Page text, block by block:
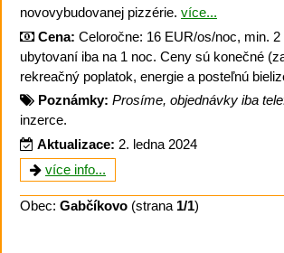
novovybudovanej pizzérie. více...
Cena: Celoročne: 16 EUR/os/noc, min. 2
ubytovaní iba na 1 noc. Ceny sú konečné
rekreačný poplatok, energie a posteľnú
Poznámky: Prosíme, objednávky iba
inzerce.
Aktualizace: 2. ledna 2024
více info...
Obec: Gabčíkovo (strana 1/1)